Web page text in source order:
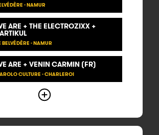
- NAMUR
ARE + THE ELECTROZIXX +
BELVÉDÈRE - NAMUR
ARE + VENIN CARMIN (FR)
CULTURE - CHARLEROI